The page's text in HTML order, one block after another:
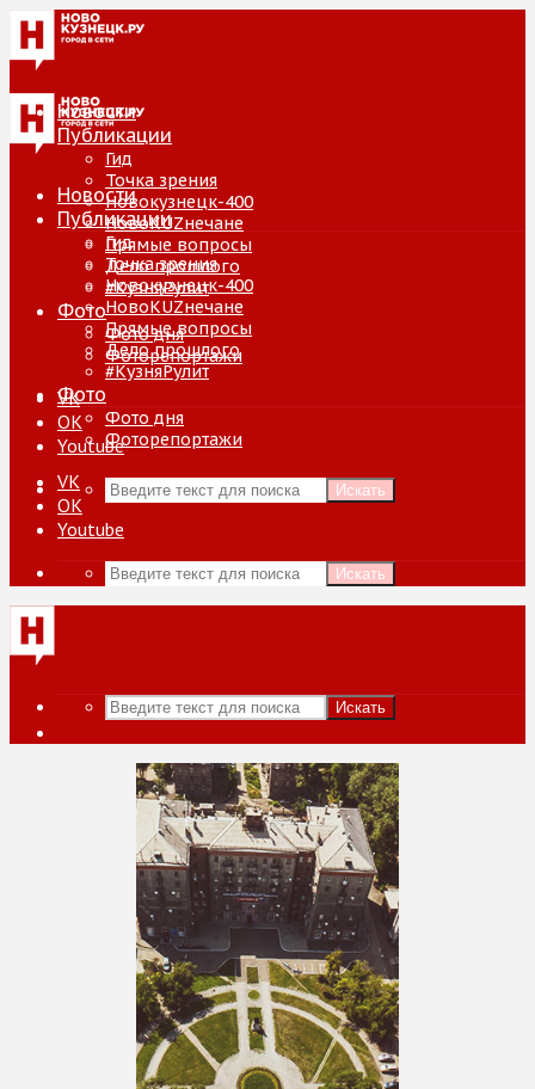
Новости
Публикации
Гид
Точка зрения
Новокузнецк-400
НовоKUZнечане
Прямые вопросы
Дело прошлого
#КузняРулит
Фото
Фото дня
Фоторепортажи
VK
ОК
Youtube
Искать
Новости
Публикации
Гид
Точка зрения
Новокузнецк-400
НовоKUZнечане
Прямые вопросы
Дело прошлого
#КузняРулит
Фото
Фото дня
Фоторепортажи
VK
ОК
Youtube
Искать
Искать